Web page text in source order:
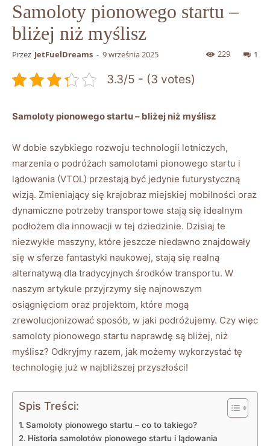
Samoloty pionowego startu –
bliżej niż myślisz
Przez JetFuelDreams - 9 września 2025 1
229
3.3/5 - (3 votes)
Samoloty⁤ pionowego startu – bliżej niż myślisz
W dobie szybkiego ⁤rozwoju technologii lotniczych,
marzenia o podróżach‍ samolotami pionowego startu i
lądowania (VTOL) przestają być jedynie‍ futurystyczną
wizją. Zmieniający się krajobraz ⁣miejskiej ​mobilności ⁢oraz
dynamiczne potrzeby transportowe stają się idealnym
podłożem ​dla ‍innowacji w tej dziedzinie. Dzisiaj te
niezwykłe maszyny,⁣ które jeszcze⁤ niedawno znajdowały
się⁣ w sferze fantastyki ⁤naukowej, stają‍ się realną
alternatywą dla tradycyjnych środków transportu.⁣ W
naszym artykule⁣ przyjrzymy się najnowszym
osiągnięciom​ oraz projektom, które mogą
zrewolucjonizować ​sposób, w jaki ‍podróżujemy. Czy więc
samoloty pionowego ‍startu‌ naprawdę są bliżej, niż
myślisz? Odkryjmy razem, jak możemy wykorzystać tę
⁢technologię już w najbliższej przyszłości!
Spis Treści:
Samoloty pionowego startu – co ⁤to takiego?
Historia samolotów pionowego startu‌ i lądowania